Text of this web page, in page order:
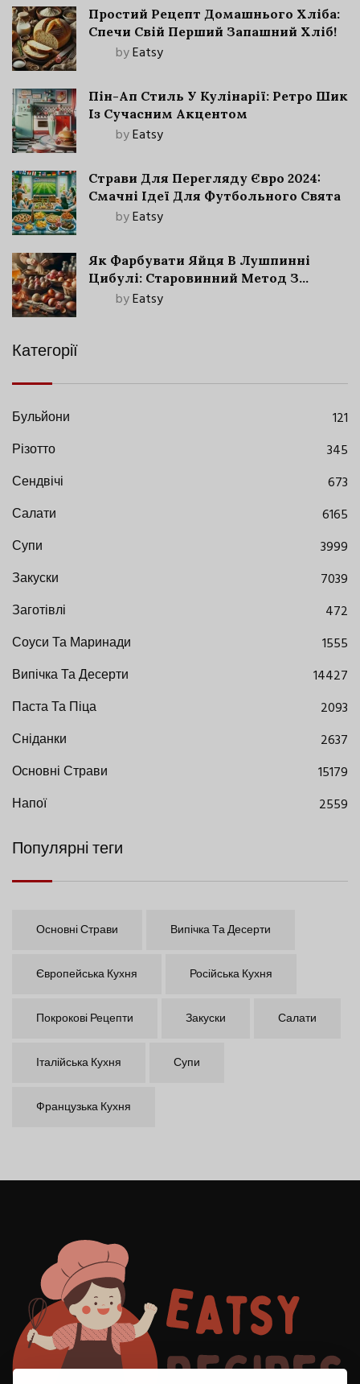
Простий Рецепт Домашнього Хліба:
Спечи Свій Перший Запашний Хліб!
byEatsy
Пін-Ап Стиль У Кулінарії: Ретро Шик
Із Сучасним Акцентом
byEatsy
Страви Для Перегляду Євро 2024:
Смачні Ідеї Для Футбольного Свята
byEatsy
Як Фарбувати Яйця В Лушпинні
Цибулі: Старовинний Метод З
Сучасними Нюансами
byEatsy
Категорії
Бульйони
121
Різотто
345
Сендвічі
673
Салати
6165
Супи
3999
Закуски
7039
Заготівлі
472
Соуси Та Маринади
1555
Випічка Та Десерти
14427
Паста Та Піца
2093
Сніданки
2637
Основні Страви
15179
Напої
2559
Популярні теги
Основні Страви Випічка Та Десерти
Європейська Кухня Російська Кухня
Покрокові Рецепти Закуски Салати
Італійська Кухня Супи
Французька Кухня